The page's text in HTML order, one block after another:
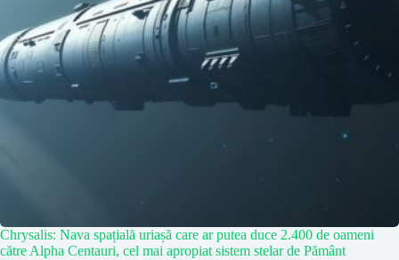
Chrysalis: Nava spațială uriașă care ar putea duce 2.400 de oameni
către Alpha Centauri, cel mai apropiat sistem stelar de Pământ